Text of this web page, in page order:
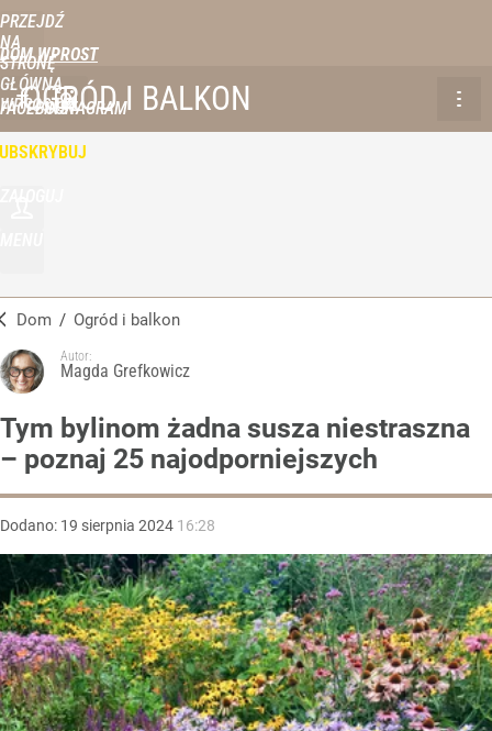
PRZEJDŹ
NA
STRONĘ
GŁÓWNĄ
WPROST.PL
DOM WPROST
FACEBOOKINSTAGRAM
OGRÓD I BALKON
Dom / Ogród i balkon
Autor:
Magda Grefkowicz
Tym bylinom żadna susza niestraszna
– poznaj 25 najodporniejszych
Dodano: 19 sierpnia 2024 16:28